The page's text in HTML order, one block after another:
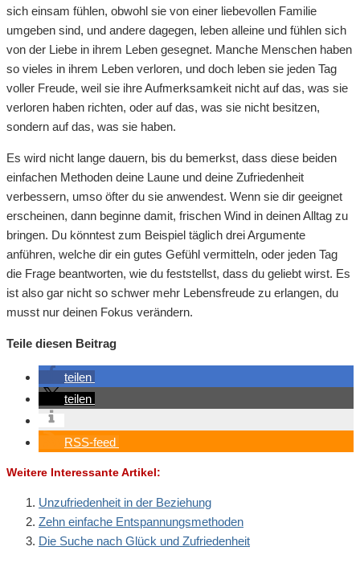
sich einsam fühlen, obwohl sie von einer liebevollen Familie
umgeben sind, und andere dagegen, leben alleine und fühlen sich
von der Liebe in ihrem Leben gesegnet. Manche Menschen haben
so vieles in ihrem Leben verloren, und doch leben sie jeden Tag
voller Freude, weil sie ihre Aufmerksamkeit nicht auf das, was sie
verloren haben richten, oder auf das, was sie nicht besitzen,
sondern auf das, was sie haben.
Es wird nicht lange dauern, bis du bemerkst, dass diese beiden
einfachen Methoden deine Laune und deine Zufriedenheit
verbessern, umso öfter du sie anwendest. Wenn sie dir geeignet
erscheinen, dann beginne damit, frischen Wind in deinen Alltag zu
bringen. Du könntest zum Beispiel täglich drei Argumente
anführen, welche dir ein gutes Gefühl vermitteln, oder jeden Tag
die Frage beantworten, wie du feststellst, dass du geliebt wirst. Es
ist also gar nicht so schwer mehr Lebensfreude zu erlangen, du
musst nur deinen Fokus verändern.
Teile diesen Beitrag
teilen
teilen
RSS-feed
Weitere Interessante Artikel:
Unzufriedenheit in der Beziehung
Zehn einfache Entspannungsmethoden
Die Suche nach Glück und Zufriedenheit